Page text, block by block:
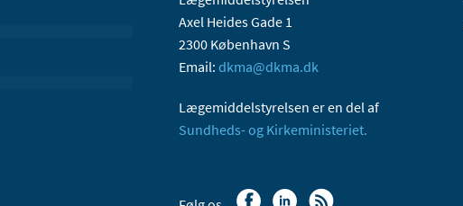
Axel Heides Gade 1
2300 København S
Email: dkma@dkma.dk
Lægemiddelstyrelsen er en del af
Sundheds- og Kirkeministeriet.